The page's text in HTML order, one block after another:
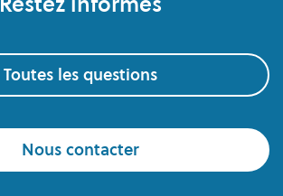
Toutes les questions
Nous contacter